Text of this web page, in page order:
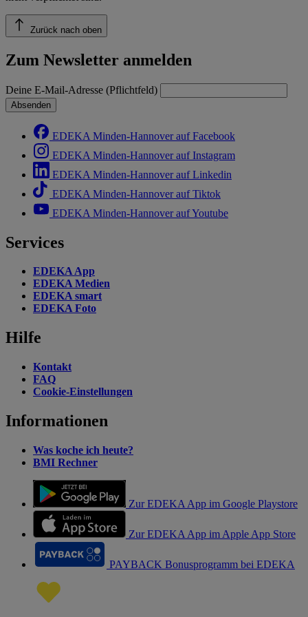
Zurück nach oben
Zum Newsletter anmelden
Deine E-Mail-Adresse (Pflichtfeld)
Absenden
EDEKA Minden-Hannover auf Facebook
EDEKA Minden-Hannover auf Instagram
EDEKA Minden-Hannover auf Linkedin
EDEKA Minden-Hannover auf Tiktok
EDEKA Minden-Hannover auf Youtube
Services
EDEKA App
EDEKA Medien
EDEKA smart
EDEKA Foto
Hilfe
Kontakt
FAQ
Cookie-Einstellungen
Informationen
Was koche ich heute?
BMI Rechner
Zur EDEKA App im Google Playstore
Zur EDEKA App im Apple App Store
PAYBACK Bonusprogramm bei EDEKA